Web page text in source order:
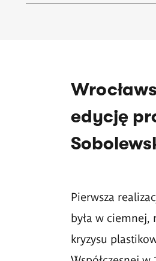
edycję
Pierwsza
była w
kryzysu